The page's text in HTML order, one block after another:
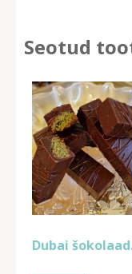
Seotud
Dubai